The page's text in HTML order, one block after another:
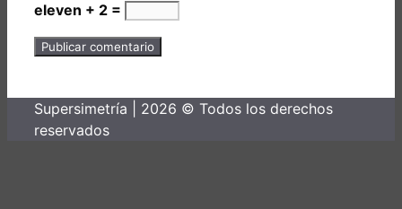
eleven + 2 =
Supersimetría | 2026 © Todos los derechos
reservados